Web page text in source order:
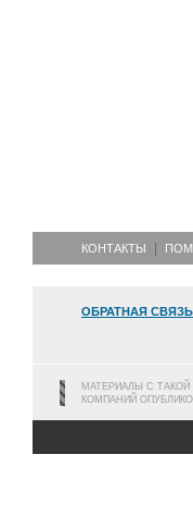
КОНТАКТЫ
ОБРАТНАЯ СВЯЗЬ
МАТЕРИАЛЫ С
КОМПАНИЙ